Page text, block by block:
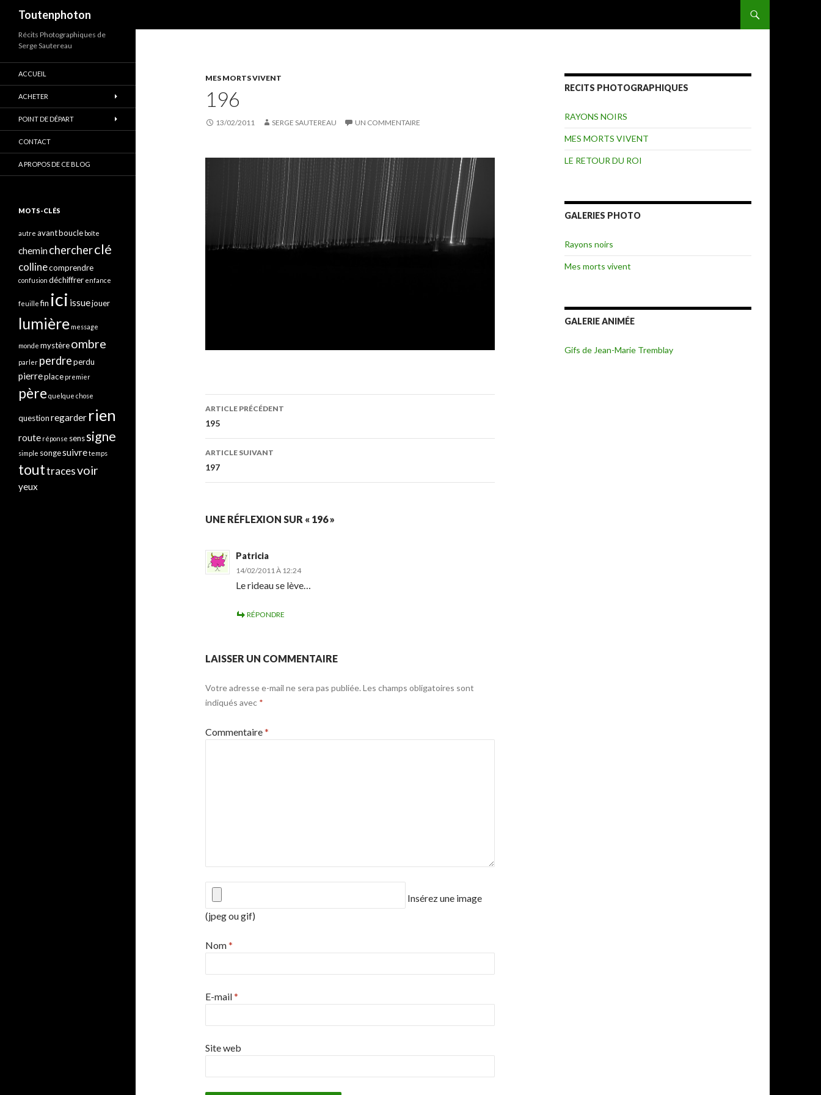
Toutenphoton
MES MORTS VIVENT
196
13/02/2011 SERGE SAUTEREAU UN COMMENTAIRE
Navigation
des
articles
ARTICLE PRÉCÉDENT
195
ARTICLE SUIVANT
197
UNE RÉFLEXION SUR « 196 »
Patricia
14/02/2011 À 12:24
Le rideau se lève…
RÉPONDRE
LAISSER UN COMMENTAIRE
Votre adresse e-mail ne sera pas publiée. Les champs obligatoires sont
indiqués avec *
Commentaire*
Insérez une image
(jpeg ou gif)
Nom*
E-mail*
Site web
RECITS PHOTOGRAPHIQUES
RAYONS NOIRS
MES MORTS VIVENT
LE RETOUR DU ROI
GALERIES PHOTO
Rayons noirs
Mes morts vivent
GALERIE ANIMÉE
Gifs de Jean-Marie Tremblay
Récits Photographiques de
Serge Sautereau
ACCUEIL
ACHETER
POINT DE DÉPART
CONTACT
A PROPOS DE CE BLOG
MOTS-CLÉS
autre avantboucle boîte
cheminchercherclé
collinecomprendre
confusion déchiffrer enfance
feuille fin ici issuejouer
lumière message
monde mystèreombre
parler perdreperdu
pierreplace premier
père quelque chose
questionregarder rien
route réponse senssigne
simple songesuivretemps
touttracesvoir
yeux